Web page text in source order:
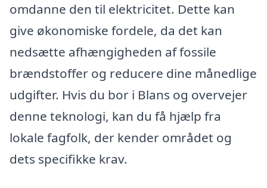
omdanne den til elektricitet. Dette kan
give økonomiske fordele, da det kan
nedsætte afhængigheden af fossile
brændstoffer og reducere dine månedlige
udgifter. Hvis du bor i Blans og overvejer
denne teknologi, kan du få hjælp fra
lokale fagfolk, der kender området og
dets specifikke krav.